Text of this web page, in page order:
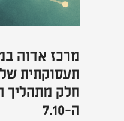
מרכז אדוה
תעסוקתית
חלק מתהליך
ה-7.10